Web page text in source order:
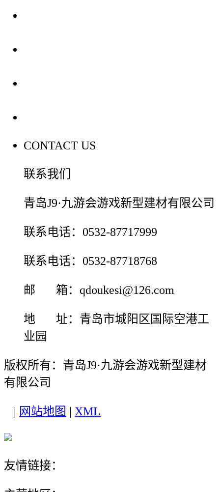
CONTACT US
联系我们
青岛J9·九游会游戏新型建材有限公司
联系电话：0532-87717999
联系电话：0532-87718768
邮 箱：qdoukesi@126.com
地 址：青岛市城阳区国际空港工
业园
版权所有：青岛J9·九游会游戏新型建材
有限公司
网站地图 XML
友情链接：